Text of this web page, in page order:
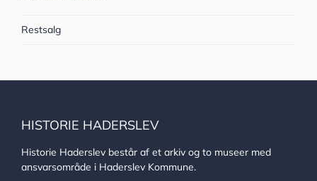
Restsalg
HISTORIE HADERSLEV
Historie Haderslev består af et arkiv og to museer med
ansvarsområde i Haderslev Kommune.